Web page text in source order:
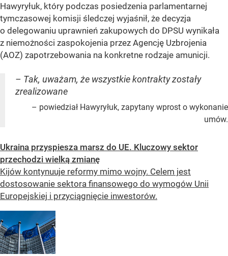
Hawyryłuk, który podczas posiedzenia parlamentarnej
tymczasowej komisji śledczej wyjaśnił, że decyzja
o delegowaniu uprawnień zakupowych do DPSU wynikała
z niemożności zaspokojenia przez Agencję Uzbrojenia
(AOZ) zapotrzebowania na konkretne rodzaje amunicji.
– Tak, uważam, że wszystkie kontrakty zostały
zrealizowane
– powiedział Hawyryłuk, zapytany wprost o wykonanie
umów.
Ukraina przyspiesza marsz do UE. Kluczowy sektor
przechodzi wielką zmianę
Kijów kontynuuje reformy mimo wojny. Celem jest
dostosowanie sektora finansowego do wymogów Unii
Europejskiej i przyciągnięcie inwestorów.